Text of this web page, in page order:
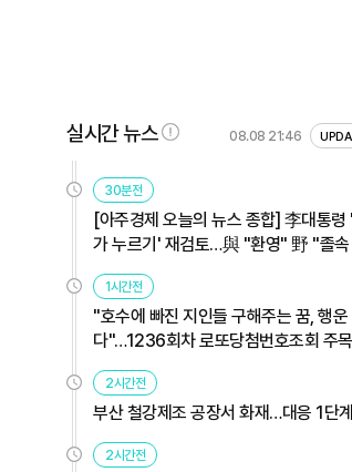
실시간 뉴스 08.08 21:46
30분전
[아주경제 오늘의 뉴스 종합] 李대통령
가 누르기' 재검토…與 "환영" 野 "졸
外
1시간전
"호수에 빠진 지인들 구해주는 꿈, 행운
다"…1236회차 로또당첨번호조회 주목
2시간전
부산 철강제조 공장서 화재…대응 1단
2시간전